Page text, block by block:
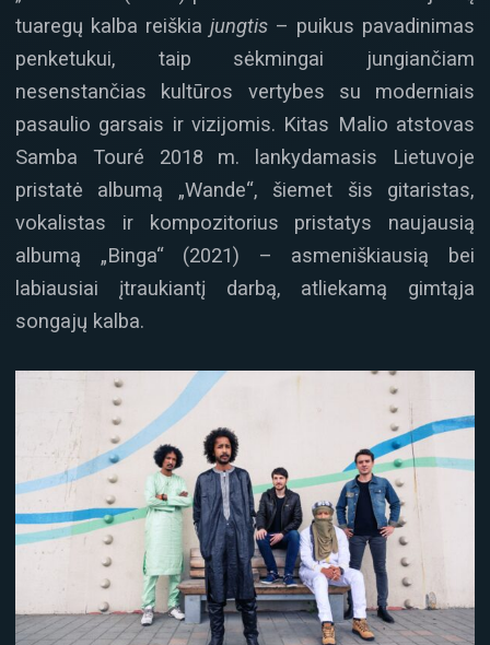
tuaregų kalba reiškia jungtis – puikus pavadinimas
penketukui, taip sėkmingai jungiančiam
nesenstančias kultūros vertybes su moderniais
pasaulio garsais ir vizijomis. Kitas Malio atstovas
Samba Touré 2018 m. lankydamasis Lietuvoje
pristatė albumą „Wande“, šiemet šis gitaristas,
vokalistas ir kompozitorius pristatys naujausią
albumą „Binga“ (2021) – asmeniškiausią bei
labiausiai įtraukiantį darbą, atliekamą gimtąja
songajų kalba.